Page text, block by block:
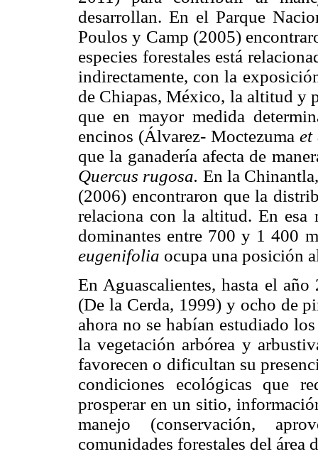
desarrollan. En el Parque
Poulos y Camp (2005)
especies forestales está
indirectamente, con la
de Chiapas, México, la altitud y
que en mayor medida
encinos (Álvarez- Moctezumaet
que la ganadería afecta de
Quercus rugosa. En la
(2006) encontraron que la
relaciona con la altitud. En esa
dominantes entre 700 y 1 400
eugenifolia ocupa una posición
En Aguascalientes, hasta el
(De la Cerda, 1999) y ocho de
ahora no se habían estudiado
la vegetación arbórea y
favorecen o dificultan su
condiciones ecológicas que
prosperar en un sitio,
manejo (conservación,
comunidades forestales del área